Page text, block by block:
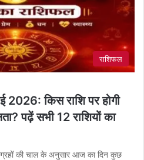
राशिफल
किस राशि पर होगी
पढ़ें सभी 12 राशियों का
की चाल के अनुसार आज का दिन कुछ